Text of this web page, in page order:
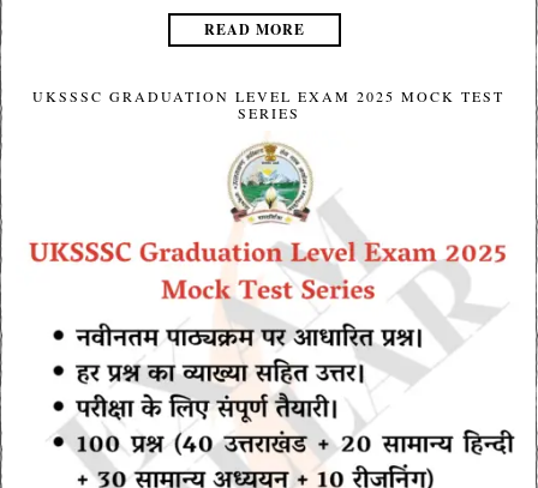
READ MORE
UKSSSC GRADUATION LEVEL EXAM 2025 MOCK TEST
SERIES